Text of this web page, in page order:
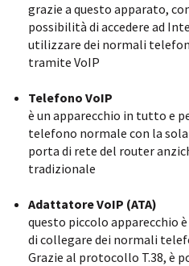
grazie a questo apparato,
possibilità di accedere ad
utilizzare dei normali
tramite VoIP
Telefono VoIP
è un apparecchio in tutto e
telefono normale con la
porta di rete del router
tradizionale
Adattatore VoIP (ATA)
questo piccolo apparecchio
di collegare dei normali
Grazie al protocollo T.38, è